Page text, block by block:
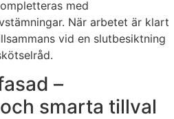
med
När arbetet är klart
vid en slutbesiktning
–
smarta tillval